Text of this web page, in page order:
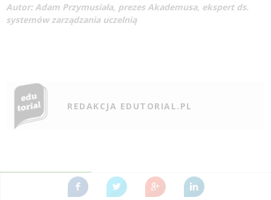
Autor: Adam Przymusiała, prezes Akademusa, ekspert ds.
systemów zarządzania uczelnią
REDAKCJA EDUTORIAL.PL